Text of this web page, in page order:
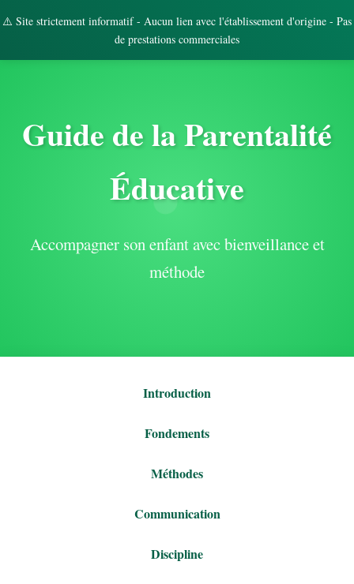
⚠️ Site strictement informatif - Aucun lien avec l'établissement d'origine - Pas
de prestations commerciales
Guide de la Parentalité
Éducative
Accompagner son enfant avec bienveillance et
méthode
Introduction
Fondements
Méthodes
Communication
Discipline